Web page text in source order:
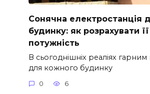
Сонячна електростанція
будинку: як розрахувати її
потужність
В сьогоднішніх реаліях
для кожного будинку
0 6